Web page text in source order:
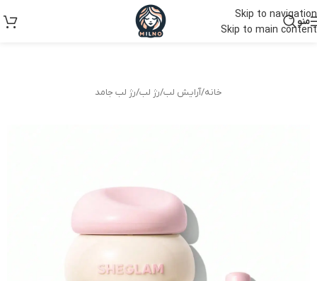
Skip to navigation
Skip to main content
منو
خانه/آرایش لب/رژ لب/رژ لب جامد